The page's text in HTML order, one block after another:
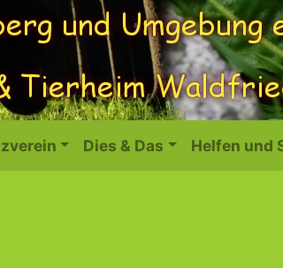
Dies & Das Helfen und